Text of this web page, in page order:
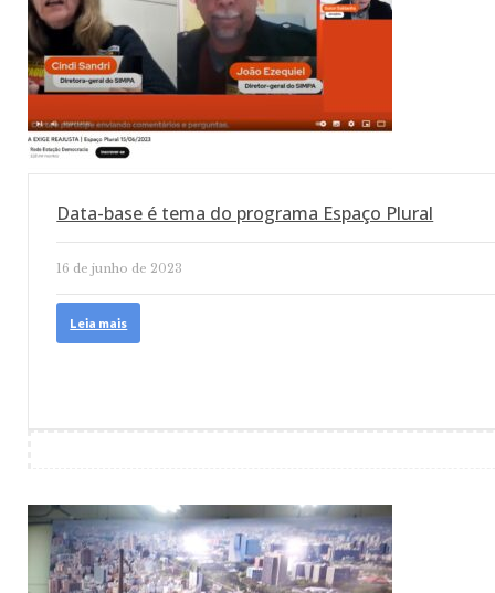
Data-base é tema do programa Espaço Plural
16 de junho de 2023
Leia mais